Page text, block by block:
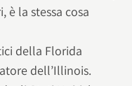
è la stessa cosa
della Florida
dell’Illinois.